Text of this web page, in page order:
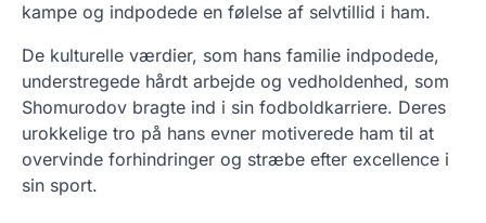
kampe og indpodede en følelse af selvtillid i ham.
De kulturelle værdier, som hans familie indpodede,
understregede hårdt arbejde og vedholdenhed, som
Shomurodov bragte ind i sin fodboldkarriere. Deres
urokkelige tro på hans evner motiverede ham til at
overvinde forhindringer og stræbe efter excellence i
sin sport.